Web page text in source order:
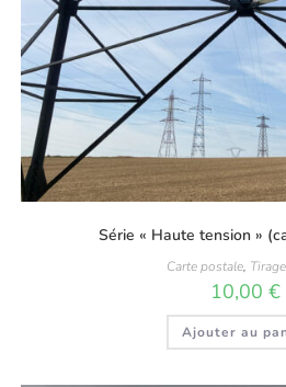
Série « Haute tension »
Carte postale,
10,00 €
Ajouter au